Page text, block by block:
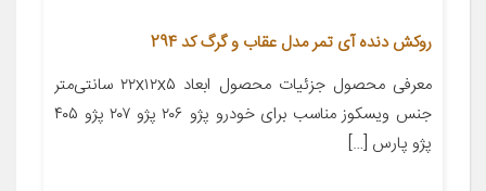
روکش دنده آی تمر مدل عقاب و گرگ کد 294
معرفی محصول جزئیات محصول ابعاد ۲۲x۱۲x۵ سانتی‌متر
جنس ویسکوز مناسب برای خودرو پژو ۲۰۶ پژو ۲۰۷ پژو ۴۰۵
پژو پارس […]